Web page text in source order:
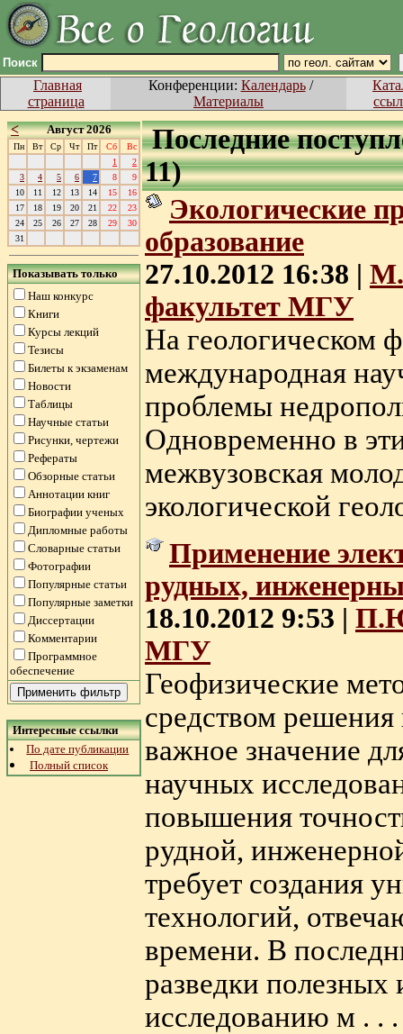
Поиск
Главная
страница
Конференции: Календарь/
Материалы
<
Август 2026
Пн Вт Ср Чт Пт Сб
Вс
1
2
3
4 5 6 7 8
9
10
11 12 13 14 15
16
17
18 19 20 21 22
23
24
25 26 27 28 29
30
31
Показывать только
Наш конкурс
Книги
Курсы лекций
Тезисы
Билеты к экзаменам
Новости
Таблицы
Научные статьи
Рисунки, чертежи
Рефераты
Обзорные статьи
Аннотации книг
Биографии ученых
Дипломные работы
Словарные статьи
Фотографии
Популярные статьи
Популярные заметки
Диссертации
Комментарии
Программное
обеспечение
Интересные ссылки
По дате публикации
Полный список
Последние
11)
Экологические
образование
27.10.2012 16:38 |
факультет МГУ
На геологическом
международная
проблемы
Одновременно в
межвузовская
экологической
Применение
рудных,
18.10.2012 9:53 |
МГУ
Геофизические
средством
важное значение
научных
повышения
рудной,
требует создания
технологий,
времени. В
разведки полезных
исследованию м . . .